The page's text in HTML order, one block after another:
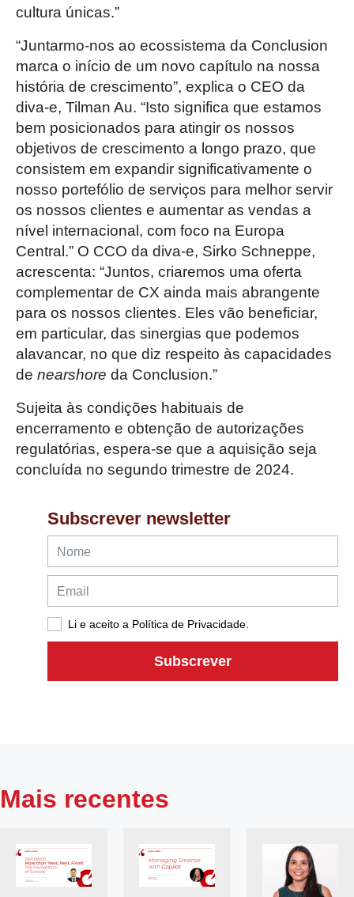
cultura únicas.”
“Juntarmo-nos ao ecossistema da Conclusion
marca o início de um novo capítulo na nossa
história de crescimento”, explica o CEO da
diva-e, Tilman Au. “Isto significa que estamos
bem posicionados para atingir os nossos
objetivos de crescimento a longo prazo, que
consistem em expandir significativamente o
nosso portefólio de serviços para melhor servir
os nossos clientes e aumentar as vendas a
nível internacional, com foco na Europa
Central.” O CCO da diva-e, Sirko Schneppe,
acrescenta: “Juntos, criaremos uma oferta
complementar de CX ainda mais abrangente
para os nossos clientes. Eles vão beneficiar,
em particular, das sinergias que podemos
alavancar, no que diz respeito às capacidades
de nearshore da Conclusion.”
Sujeita às condições habituais de
encerramento e obtenção de autorizações
regulatórias, espera-se que a aquisição seja
concluída no segundo trimestre de 2024.
Subscrever newsletter
Li e aceito a Política de Privacidade.
Subscrever
Mais recentes